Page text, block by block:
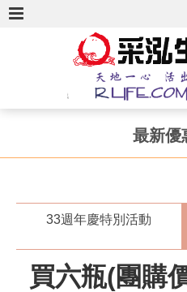
最新優
33週年慶特別活動
買六瓶(團購